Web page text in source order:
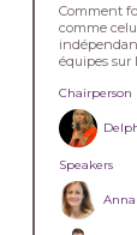
Comment
comme
équipes sur
Chairperson
Speakers